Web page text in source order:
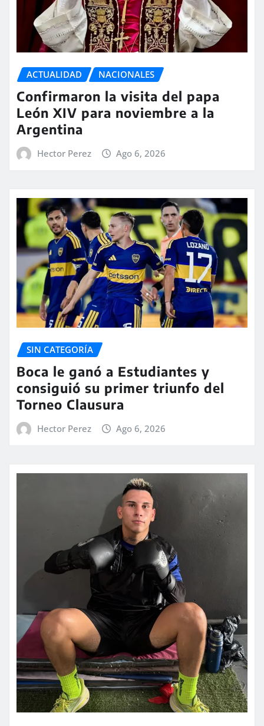
ACTUALIDAD NACIONALES
Confirmaron la visita del papa
León XIV para noviembre a la
Argentina
Hector Perez Ago 6, 2026
SIN CATEGORÍA
Boca le ganó a Estudiantes y
consiguió su primer triunfo del
Torneo Clausura
Hector Perez Ago 6, 2026